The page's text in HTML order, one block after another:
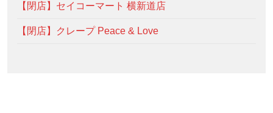
【閉店】セイコーマート 横新道店
【閉店】クレープ Peace & Love